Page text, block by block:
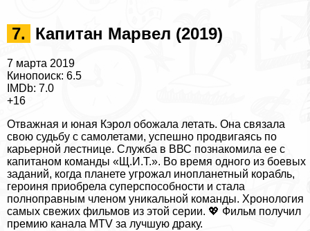
7. Капитан Марвел (2019)
7 марта 2019
Кинопоиск: 6.5
IMDb: 7.0
+16
Отважная и юная Кэрол обожала летать. Она связала
свою судьбу с самолетами, успешно продвигаясь по
карьерной лестнице. Служба в ВВС познакомила ее с
капитаном комaнды «Щ.И.Т.». Во время одного из боевых
заданий, когда планете угрожал инопланетный корабль,
героиня приобрела суперспособности и стала
полноправным члeном уникальной комaнды. Хронология
самых свежих фильмов из этой серии. 💖 Фильм получил
премию канала MTV за лучшую дpaку.